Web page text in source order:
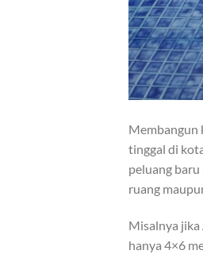
Membangun
tinggal di
peluang
ruang
Misalnya jika
hanya 4×6